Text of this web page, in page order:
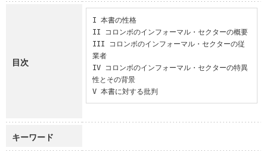
目次
I 本書の性格
II コロンボのインフォーマル・セクターの概要
III コロンボのインフォーマル・セクターの従
業者
IV コロンボのインフォーマル・セクターの特異
性とその背景
V 本書に対する批判
キーワード